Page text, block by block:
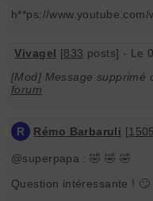
h**ps://
Vivagel [833 posts] - Le
[Mod] Message supprimé
forum
R Rémo Barbaruli [1505
@superpapa : 🤣 🤣 🤣
Question intéressante ! 🙄